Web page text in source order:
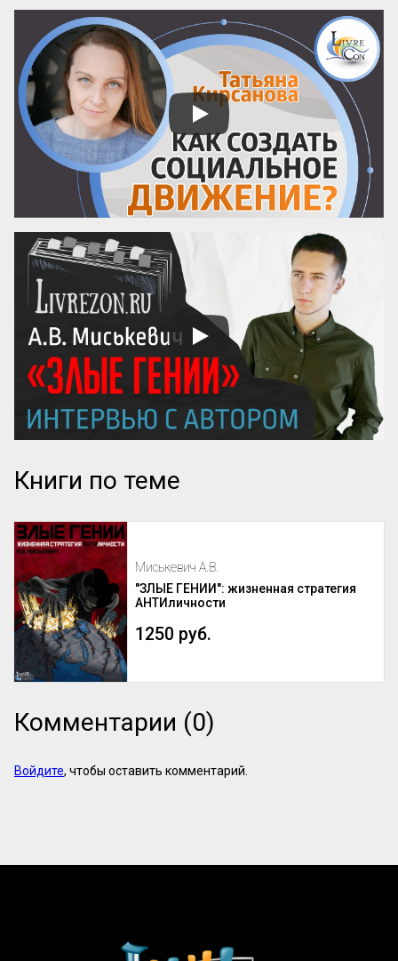
добродетель бургомистра. Правдивость
и честность просты и благородны, шутка
и угодливая лесть тонки и красивы.
Учтивость украшение добродетели.
Бескорыстное служебное рвение
благородно, утонченность и вежливость
прекрасны. Возвышенные свойства
внушают уважение, прекрасные любовь.
Люди, чувство которых обращено
преимущественно на прекрасное, ищут
себе честных, вер...
Книги по теме
Миськевич А.В.
"ЗЛЫЕ ГЕНИИ": жизненная стратегия
АНТИличности
1250 руб.
Комментарии (0)
Войдите, чтобы оставить комментарий.